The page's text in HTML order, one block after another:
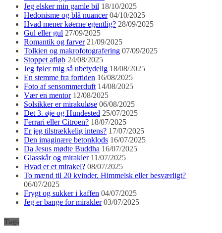
Jeg elsker min gamle bil 18/10/2025
Hedonisme og blå nuancer 04/10/2025
Hvad mener køerne egentlig? 28/09/2025
Gul eller gul 27/09/2025
Romantik og farver 21/09/2025
Tolkien og makrofotografering 07/09/2025
Stoppet afløb 24/08/2025
Jeg føler mig så ubetydelig 18/08/2025
En stemme fra fortiden 16/08/2025
Foto af sensommerduft 14/08/2025
Vær en mentor 12/08/2025
Solsikker er mirakuløse 06/08/2025
Det 3. øje og Hundested 25/07/2025
Ferrari eller Citroen? 18/07/2025
Er jeg tilstrækkelig intens? 17/07/2025
Den imaginære betonklods 16/07/2025
Da Jesus mødte Buddha 16/07/2025
Glasskår og mirakler 11/07/2025
Hvad er et mirakel? 08/07/2025
To mænd til 20 kvinder. Himmelsk eller besværligt?
06/07/2025
Frygt og sukker i kaffen 04/07/2025
Jeg er bange for mirakler 03/07/2025
Tags